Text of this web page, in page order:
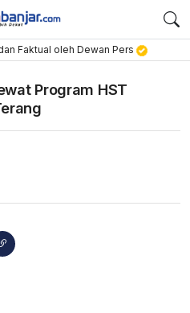
Faktual oleh Dewan Pers
Program HST